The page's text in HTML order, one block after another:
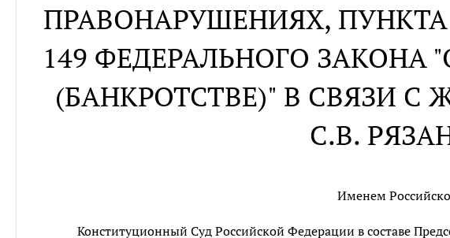
ПРАВОНАРУШЕНИЯХ, ПУНКТА
149 ФЕДЕРАЛЬНОГО ЗАКОНА
(БАНКРОТСТВЕ)" В СВЯЗИ
С.В.
Именем
Конституционный Суд Российской Федерации в составе